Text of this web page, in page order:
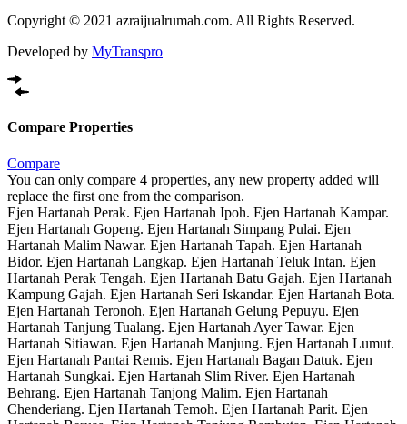
Copyright © 2021 azraijualrumah.com. All Rights Reserved.
Developed by MyTranspro
Compare Properties
Compare
You can only compare 4 properties, any new property added will
replace the first one from the comparison.
Ejen Hartanah Perak. Ejen Hartanah Ipoh. Ejen Hartanah Kampar.
Ejen Hartanah Gopeng. Ejen Hartanah Simpang Pulai. Ejen
Hartanah Malim Nawar. Ejen Hartanah Tapah. Ejen Hartanah
Bidor. Ejen Hartanah Langkap. Ejen Hartanah Teluk Intan. Ejen
Hartanah Perak Tengah. Ejen Hartanah Batu Gajah. Ejen Hartanah
Kampung Gajah. Ejen Hartanah Seri Iskandar. Ejen Hartanah Bota.
Ejen Hartanah Teronoh. Ejen Hartanah Gelung Pepuyu. Ejen
Hartanah Tanjung Tualang. Ejen Hartanah Ayer Tawar. Ejen
Hartanah Sitiawan. Ejen Hartanah Manjung. Ejen Hartanah Lumut.
Ejen Hartanah Pantai Remis. Ejen Hartanah Bagan Datuk. Ejen
Hartanah Sungkai. Ejen Hartanah Slim River. Ejen Hartanah
Behrang. Ejen Hartanah Tanjong Malim. Ejen Hartanah
Chenderiang. Ejen Hartanah Temoh. Ejen Hartanah Parit. Ejen